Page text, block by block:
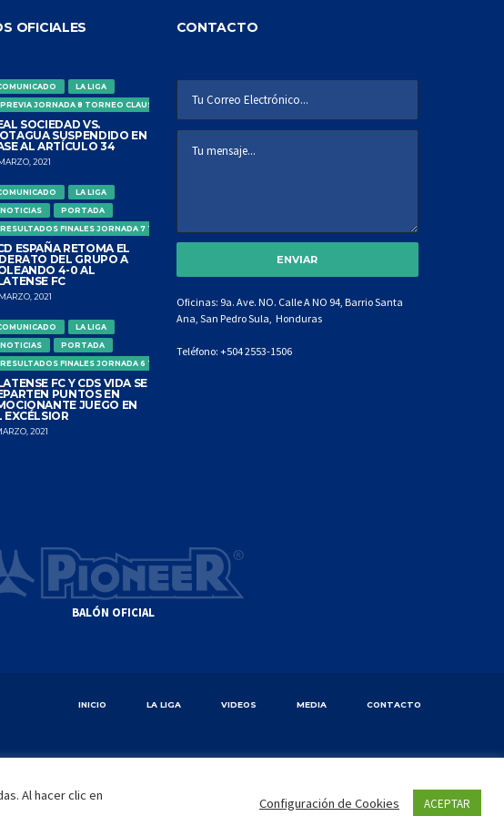
OFICIALES
LA LIGA
PREVIA JORNADA 8 TORNEO CLAUSURA
SOCIEDAD VS.
SUSPENDIDO EN
AL ARTÍCULO 34
2021
LA LIGA
NOTICIAS
PORTADA
RESULTADOS FINALES JORNADA 7 TORNEO CLAUSURA
ESPAÑA RETOMA EL
DEL GRUPO A
4-0 AL
FC
2021
LA LIGA
NOTICIAS
PORTADA
RESULTADOS FINALES JORNADA 6 TORNEO CLAUSURA
FC Y CDS VIDA SE
PUNTOS EN
JUEGO EN
EXCÉLSIOR
2021
CONTACTO
Oficinas: 9a. Ave. NO. Calle A NO 94, Barrio Santa
Ana, San Pedro Sula, Honduras
Teléfono: +504 2553-1506
BALÓN OFICIAL
INICIO LA LIGA VIDEOS MEDIA CONTACTO
Al hacer clic en
Configuración de Cookies ACEPTAR